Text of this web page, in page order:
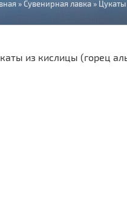
»Сувенирная лавка »
из кислицы (горец